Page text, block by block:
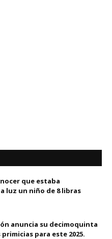
que estaba
luz un niño de 8 libras
anuncia su decimoquinta
para este 2025.